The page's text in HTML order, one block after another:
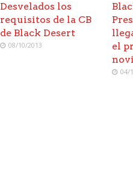
Desvelados los
requisitos de la CB
de Black Desert
08/10/2013
el
04/